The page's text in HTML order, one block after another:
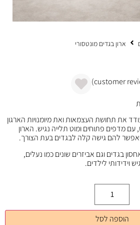
ארון בגדים מונטסורי
את תחושת העצמאות ואת מיומנויות הארגון
עם מדפים פתוחים ומוט תלייה נגיש. הארון
להם גישה קלה לבגדים בעת הצורך.
בגדים וגם אביזרים שונים כמו נעלים,
וידידותי לילדים.
הוספה לסל